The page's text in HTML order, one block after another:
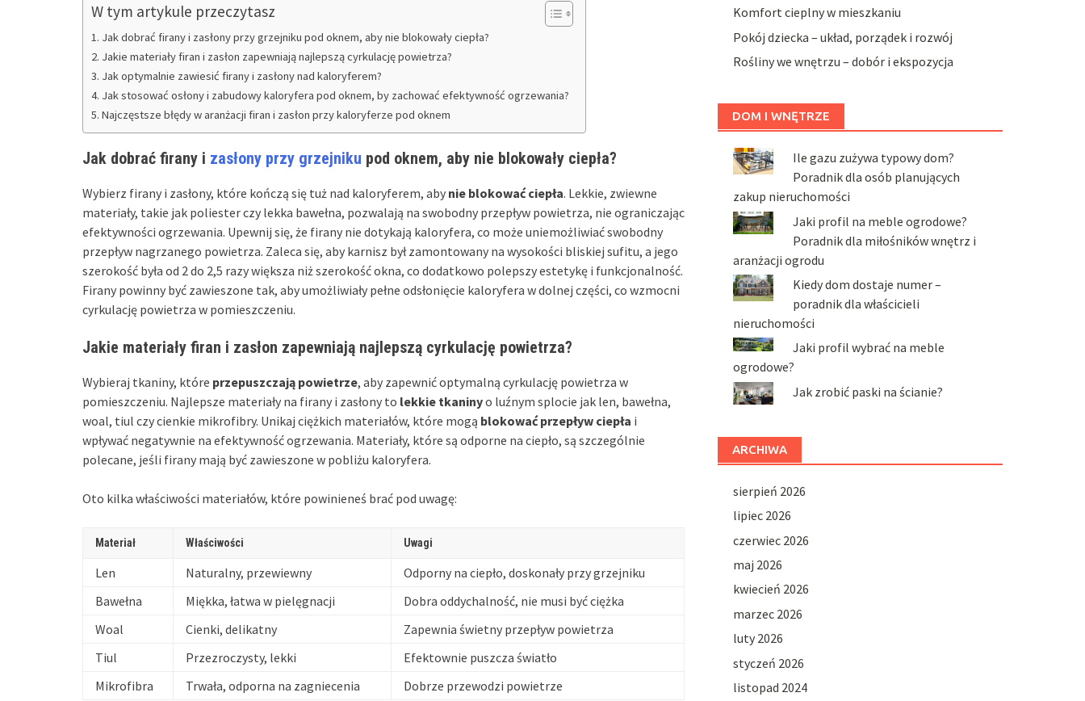
W tym artykule przeczytasz
Jak dobrać firany i zasłony przy grzejniku pod oknem, aby nie blokowały ciepła?
Jakie materiały firan i zasłon zapewniają najlepszą cyrkulację powietrza?
Jak optymalnie zawiesić firany i zasłony nad kaloryferem?
Jak stosować osłony i zabudowy kaloryfera pod oknem, by zachować efektywność ogrzewania?
Najczęstsze błędy w aranżacji firan i zasłon przy kaloryferze pod oknem
Jak dobrać firany i zasłony przy grzejniku pod oknem, aby nie blokowały ciepła?
Wybierz firany i zasłony, które kończą się tuż nad kaloryferem, aby nie blokować ciepła. Lekkie, zwiewne
materiały, takie jak poliester czy lekka bawełna, pozwalają na swobodny przepływ powietrza, nie ograniczając
efektywności ogrzewania. Upewnij się, że firany nie dotykają kaloryfera, co może uniemożliwiać swobodny
przepływ nagrzanego powietrza. Zaleca się, aby karnisz był zamontowany na wysokości bliskiej sufitu, a jego
szerokość była od 2 do 2,5 razy większa niż szerokość okna, co dodatkowo polepszy estetykę i funkcjonalność.
Firany powinny być zawieszone tak, aby umożliwiały pełne odsłonięcie kaloryfera w dolnej części, co wzmocni
cyrkulację powietrza w pomieszczeniu.
Jakie materiały firan i zasłon zapewniają najlepszą cyrkulację powietrza?
Wybieraj tkaniny, które przepuszczają powietrze, aby zapewnić optymalną cyrkulację powietrza w
pomieszczeniu. Najlepsze materiały na firany i zasłony to lekkie tkaninyo luźnym splocie jak len, bawełna,
woal, tiul czy cienkie mikrofibry. Unikaj ciężkich materiałów, które mogą blokować przepływ ciepła i
wpływać negatywnie na efektywność ogrzewania. Materiały, które są odporne na ciepło, są szczególnie
polecane, jeśli firany mają być zawieszone w pobliżu kaloryfera.
Oto kilka właściwości materiałów, które powinieneś brać pod uwagę:
Materiał Właściwości Uwagi
Len Naturalny, przewiewny
Odporny na ciepło, doskonały przy grzejniku
Bawełna
Miękka, łatwa w pielęgnacji
Dobra oddychalność, nie musi być ciężka
Woal
Cienki, delikatny
Zapewnia świetny przepływ powietrza
Tiul
Przezroczysty, lekki
Efektownie puszcza światło
Mikrofibra
Trwała, odporna na zagniecenia Dobrze przewodzi powietrze
Komfort cieplny w mieszkaniu
Pokój dziecka – układ, porządek i rozwój
Rośliny we wnętrzu – dobór i ekspozycja
DOM I WNĘTRZE
Ile gazu zużywa typowy dom?
Poradnik dla osób planujących
zakup nieruchomości
Jaki profil na meble ogrodowe?
Poradnik dla miłośników wnętrz i
aranżacji ogrodu
Kiedy dom dostaje numer –
poradnik dla właścicieli
nieruchomości
Jaki profil wybrać na meble
ogrodowe?
Jak zrobić paski na ścianie?
ARCHIWA
sierpień 2026
lipiec 2026
czerwiec 2026
maj 2026
kwiecień 2026
marzec 2026
luty 2026
styczeń 2026
listopad 2024